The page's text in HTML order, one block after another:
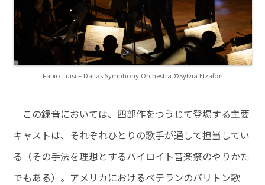
Fabio Luisi – Dallas Symphony Orchestra ©Sylvia Elzafon
この録音においては、四部作をつうじて登場する主要
キャストは、それぞれひとりの歌手が通して担当してい
る（その手法を理想とするバイロイト音楽祭のやりかた
でもある）。アメリカにおけるベテランのバリトン歌